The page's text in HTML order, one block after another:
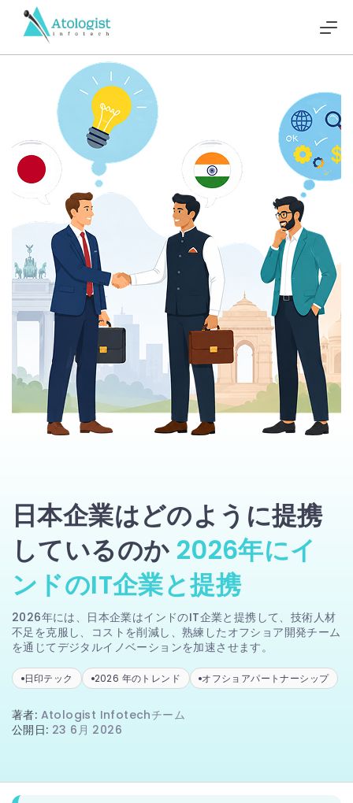
How Japanese
日本企業はどのように提携
しているのか 2026年にイ
ンドのIT企業と提携
2026年には、日本企業はインドのIT企業と提携して、技術人材
不足を克服し、コストを削減し、熟練したオフショア開発チーム
を通じてデジタルイノベーションを加速させます。
日印テック 2026 年のトレンド オフショアパートナーシップ
著者: Atologist Infotechチーム
公開日: 23 6月 2026